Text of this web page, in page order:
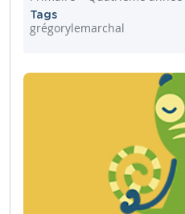
Tags
grégorylemarchal